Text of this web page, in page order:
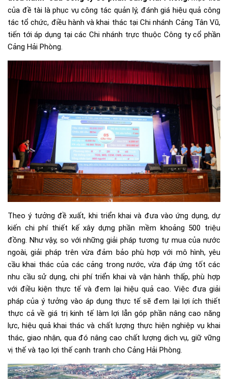
của đề tài là phục vụ công tác quản lý, đánh giá hiệu quả công
tác tổ chức, điều hành và khai thác tại Chi nhánh Cảng Tân Vũ,
tiến tới áp dụng tại các Chi nhánh trực thuộc Công ty cổ phần
Cảng Hải Phòng.
Theo ý tưởng đề xuất, khi triển khai và đưa vào ứng dụng, dự
kiến chi phí thiết kế xây dựng phần mềm khoảng 500 triệu
đồng. Như vậy, so với những giải pháp tương tự mua của nước
ngoài, giải pháp trên vừa đảm bảo phù hợp với mô hình, yêu
cầu khai thác của các cảng trong nước, vừa đáp ứng tốt các
nhu cầu sử dụng, chi phí triển khai và vận hành thấp, phù hợp
với điều kiện thực tế và đem lại hiệu quả cao. Việc đưa giải
pháp của ý tưởng vào áp dụng thực tế sẽ đem lại lợi ích thiết
thực cả về giá trị kinh tế làm lợi lẫn góp phần nâng cao năng
lực, hiệu quả khai thác và chất lượng thực hiện nghiệp vụ khai
thác, giao nhận, qua đó nâng cao chất lượng dịch vụ, giữ vững
vị thế và tạo lợi thế cạnh tranh cho Cảng Hải Phòng.